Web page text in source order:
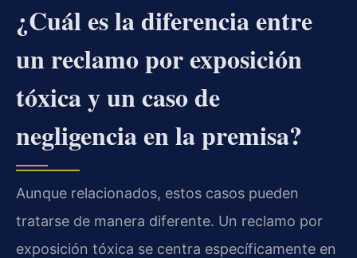
¿Cuál es la diferencia entre
un reclamo por exposición
tóxica y un caso de
negligencia en la premisa?
Aunque relacionados, estos casos pueden
tratarse de manera diferente. Un reclamo por
exposición tóxica se centra específicamente en